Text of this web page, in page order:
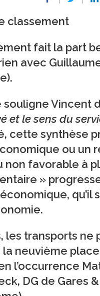
classement
fait la part
avec
souligne Vincent
et le sens du
cette synthèse
ou un
non favorable à
»
qu’il
les transports
la neuvième
l’occurrence
DG de Gares